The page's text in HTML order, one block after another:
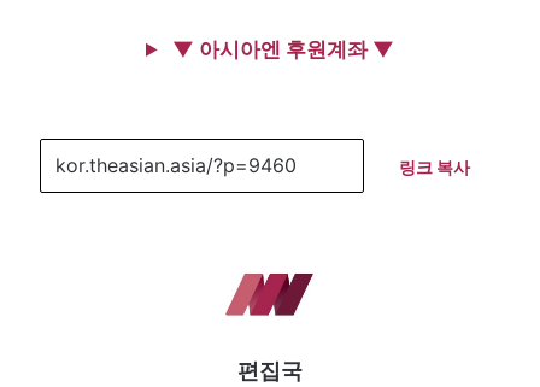
▼ 아시아엔 후원계좌 ▼
링크 복사
편집국